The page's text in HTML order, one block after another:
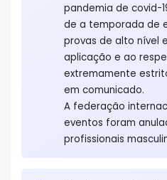
pandemia de covid-
de a temporada de
provas de alto nível
aplicação e ao
extremamente
em comunicado.
A federação
eventos foram
profissionais